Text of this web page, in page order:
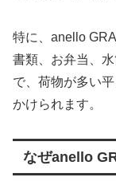
特に、anello
書類、お弁当、
で、荷物が多い
かけられます。
なぜanello